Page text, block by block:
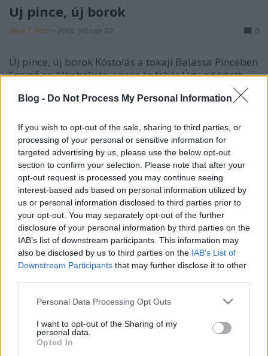
Blog - Do Not Process My Personal Information
If you wish to opt-out of the sale, sharing to third parties, or
processing of your personal or sensitive information for
targeted advertising by us, please use the below opt-out
section to confirm your selection. Please note that after your
opt-out request is processed you may continue seeing
interest-based ads based on personal information utilized by
us or personal information disclosed to third parties prior to
your opt-out. You may separately opt-out of the further
disclosure of your personal information by third parties on the
IAB’s list of downstream participants. This information may
also be disclosed by us to third parties on the IAB’s List of
Downstream Participants that may further disclose it to other
Please note that this website/app uses one or more Google
not limited to your visit or usage behaviour. You may click to
grant or deny consent to Google and its third-party tags to
use your data for below specified purposes in below Google
Personal Data Processing Opt Outs
I want to opt-out of the Sharing of my
personal data.
Opted In
Új pince, új borok
Wine T. Ester • 2008. február 02. 0
Új pince, új borok Kóstolás a tokaji Balassa Pincében
Szerző az Alkoholista- vörös és fehér Úgy adódott,
hogy egy szombat Miskolcon talált, így gondoltam
egyet, és bejelentkeztem két tokaji pincébe. Mindkét
Rövid szüreti beszámoló a Tokaj
Renaissance Egyesület tagjaitól.
Wine T. Ester 2007. november 08.
Szüreti jelentés TokajbólALANA - TOKAJ
PINCÉSZETNémeth Attila: "Az aszúzást befejeztük,
de a területek 50%-a még szüretre vár. Kimagaslóan
jó évjárat az idei, nagyon sok és jó minőségű aszú
szemet szedtünk, és csodálatos volt a száraz borok
alapanyagaként szüretelt…
Wine T. Ester•2007. október 12.